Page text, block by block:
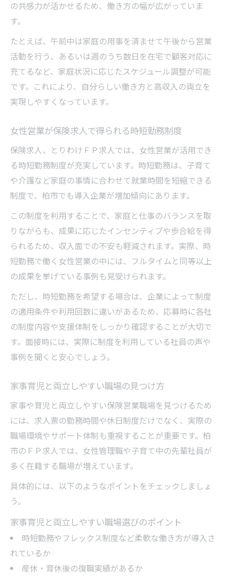
の共感力が活かせるため、働き方の幅が広がっていま
す。
たとえば、午前中は家庭の用事を済ませて午後から営業
活動を行う、あるいは週のうち数日を在宅で顧客対応に
充てるなど、家庭状況に応じたスケジュール調整が可能
です。これにより、自分らしい働き方と高収入の両立を
実現しやすくなっています。
女性営業が保険求人で得られる時短勤務制度
保険求人、とりわけＦＰ求人では、女性営業が活用でき
る時短勤務制度が充実しています。時短勤務は、子育て
や介護など家庭の事情に合わせて就業時間を短縮できる
制度で、柏市でも導入企業が増加傾向にあります。
この制度を利用することで、家庭と仕事のバランスを取
りながらも、成果に応じたインセンティブや歩合給を得
られるため、収入面での不安も軽減されます。実際、時
短勤務で働く女性営業の中には、フルタイムと同等以上
の成果を挙げている事例も見受けられます。
ただし、時短勤務を希望する場合は、企業によって制度
の適用条件や利用回数に違いがあるため、応募時に各社
の制度内容や支援体制をしっかり確認することが大切で
す。面接時には、実際に制度を利用している社員の声や
事例を聞くと安心でしょう。
家事育児と両立しやすい職場の見つけ方
家事や育児と両立しやすい保険営業職場を見つけるため
には、求人票の勤務時間や休日制度だけでなく、実際の
職場環境やサポート体制も重視することが重要です。柏
市のＦＰ求人では、女性管理職や子育て中の先輩社員が
多く在籍する職場が増えています。
具体的には、以下のようなポイントをチェックしましょ
う。
家事育児と両立しやすい職場選びのポイント
時短勤務やフレックス制度など柔軟な働き方が導入さ
れているか
産休・育休後の復職実績があるか